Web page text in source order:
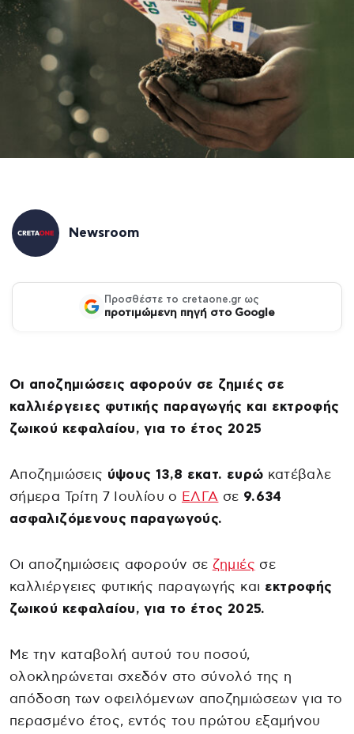
Newsroom
Προσθέστε το cretaone.gr ως
προτιμώμενη πηγή στο Google
Οι αποζημιώσεις αφορούν σε ζημιές σε
καλλιέργειες φυτικής παραγωγής και εκτροφής
ζωικού κεφαλαίου, για το έτος 2025
Αποζημιώσεις ύψους 13,8 εκατ. ευρώ κατέβαλε
σήμερα Τρίτη 7 Ιουλίου ο ΕΛΓΑ σε 9.634
ασφαλιζόμενους παραγωγούς.
Οι αποζημιώσεις αφορούν σε ζημιές σε
καλλιέργειες φυτικής παραγωγής και εκτροφής
ζωικού κεφαλαίου, για το έτος 2025.
Με την καταβολή αυτού του ποσού,
ολοκληρώνεται σχεδόν στο σύνολό της η
απόδοση των οφειλόμενων αποζημιώσεων για το
περασμένο έτος, εντός του πρώτου εξαμήνου